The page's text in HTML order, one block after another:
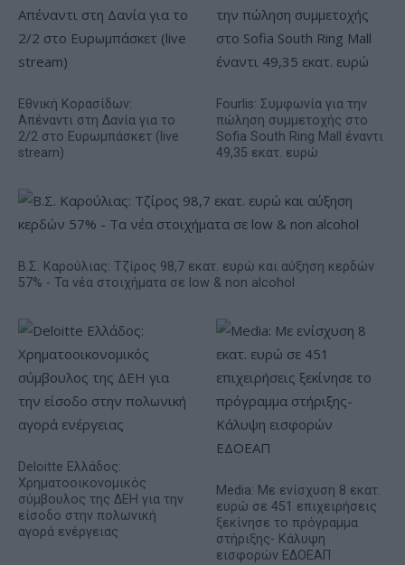
Εθνική Κορασίδων:
Απέναντι στη Δανία για το
2/2 στο Ευρωμπάσκετ (live
stream)
Fourlis: Συμφωνία για την
πώληση συμμετοχής στο
Sofia South Ring Mall έναντι
49,35 εκατ. ευρώ
Β.Σ. Καρούλιας: Τζίρος 98,7 εκατ. ευρώ και αύξηση κερδών
57% - Τα νέα στοιχήματα σε low & non alcohol
Deloitte Ελλάδος:
Χρηματοοικονομικός
σύμβουλος της ΔΕΗ για την
είσοδο στην πολωνική
αγορά ενέργειας
Media: Με ενίσχυση 8 εκατ.
ευρώ σε 451 επιχειρήσεις
ξεκίνησε το πρόγραμμα
στήριξης- Κάλυψη
εισφορών ΕΔΟΕΑΠ